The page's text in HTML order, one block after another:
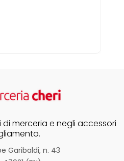
merceria e negli accessori
Garibaldi, n. 43